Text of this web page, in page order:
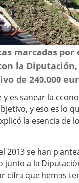
marcadas
la
de 240.000
y es sanear la
y eso es lo
la esencia de
2013 se han
a la
cifra que hemos